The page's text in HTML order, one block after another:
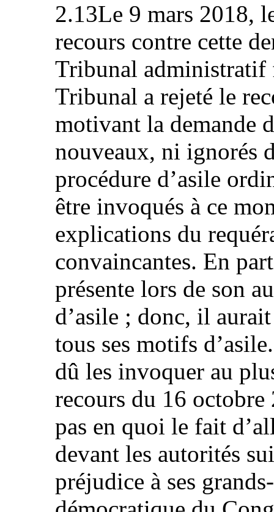
2.13Le 9 mars 2018,
recours contre cette
Tribunal administratif
Tribunal a rejeté le
motivant la demande
nouveaux, ni ignorés
procédure d’asile
être invoqués à ce
explications du
convaincantes. En
présente lors de son
d’asile ; donc, il
tous ses motifs
dû les invoquer au
recours du 16
pas en quoi le fait
devant les autorités
préjudice à ses